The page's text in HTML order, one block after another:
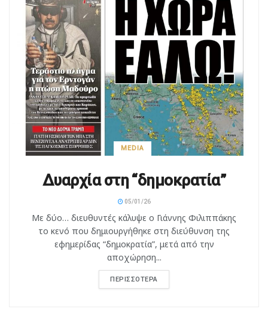
MEDIA
Δυαρχία στη “δημοκρατία”
05/01/26
Με δύο… διευθυντές κάλυψε ο Γιάννης Φιλιππάκης
το κενό που δημιουργήθηκε στη διεύθυνση της
εφημερίδας “δημοκρατία”, μετά από την
αποχώρηση...
ΠΕΡΙΣΣΌΤΕΡΑ